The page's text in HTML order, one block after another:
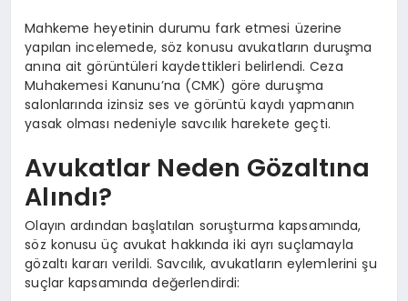
Mahkeme heyetinin durumu fark etmesi üzerine
yapılan incelemede, söz konusu avukatların duruşma
anına ait görüntüleri kaydettikleri belirlendi. Ceza
Muhakemesi Kanunu’na (CMK) göre duruşma
salonlarında izinsiz ses ve görüntü kaydı yapmanın
yasak olması nedeniyle savcılık harekete geçti.
Avukatlar Neden Gözaltına
Alındı?
Olayın ardından başlatılan soruşturma kapsamında,
söz konusu üç avukat hakkında iki ayrı suçlamayla
gözaltı kararı verildi. Savcılık, avukatların eylemlerini şu
suçlar kapsamında değerlendirdi: